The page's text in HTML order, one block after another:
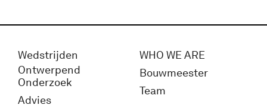
Wedstrijden
Ontwerpend
Onderzoek
Advies
WHO WE ARE
Bouwmeester
Team